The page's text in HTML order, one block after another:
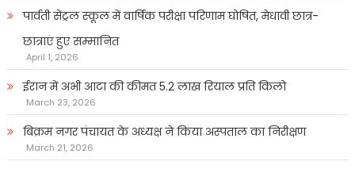
पार्वती सेंट्रल स्कूल में वार्षिक परीक्षा परिणाम घोषित, मेधावी छात्र-
छात्राएं हुए सम्मानित
April 1, 2026
ईरान में अभी आटा की कीमत 5.2 लाख रियाल प्रति किलो
March 23, 2026
बिक्रम नगर पंचायत के अध्यक्ष ने किया अस्पताल का निरीक्षण
March 21, 2026